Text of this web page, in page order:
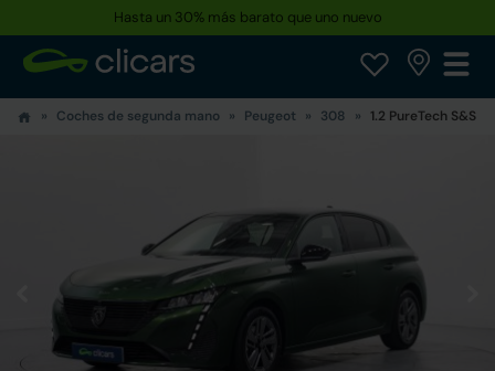
Hasta un 30% más barato que uno nuevo
Coches de segunda mano Peugeot 308 1.2 PureTech S&S